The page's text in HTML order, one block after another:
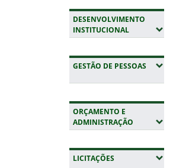
DESENVOLVIMENTO
INSTITUCIONAL(EXPANDIR
GESTÃO DE PESSOAS (EXPANDIR
ORÇAMENTO E
ADMINISTRAÇÃO (EXPANDIR
LICITAÇÕES (EXPANDIR